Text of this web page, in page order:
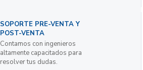
SOPORTE PRE-VENTA Y
POST-VENTA
Contamos con ingenieros
altamente capacitados para
resolver tus dudas.